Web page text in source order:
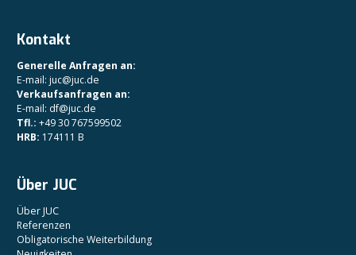
Kontakt
Generelle Anfragen an:
E-mail: juc@juc.de
Verkaufsanfragen an:
E-mail: df@juc.de
Tfl.: +49 30 767599502
HRB: 174111 B
Über JUC
Über JUC
Referenzen
Obligatorische Weiterbildung